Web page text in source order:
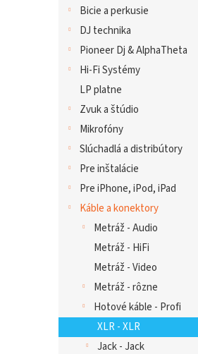
Bicie a perkusie
DJ technika
Pioneer Dj & AlphaTheta
Hi-Fi Systémy
LP platne
Zvuk a štúdio
Mikrofóny
Slúchadlá a distribútory
Pre inštalácie
Pre iPhone, iPod, iPad
Káble a konektory
Metráž - Audio
Metráž - HiFi
Metráž - Video
Metráž - rôzne
Hotové káble - Profi
XLR - XLR
Jack - Jack